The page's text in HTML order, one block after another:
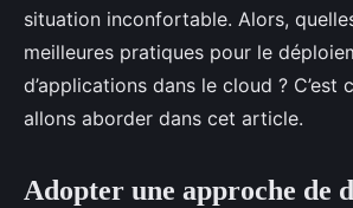
situation inconfortable. Alors,
meilleures pratiques pour le
d’applications dans le cloud ? C’est
allons aborder dans cet article.
Adopter une approche de